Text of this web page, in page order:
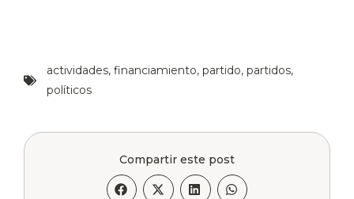
actividades, financiamiento, partido, partidos,
políticos
Compartir este post